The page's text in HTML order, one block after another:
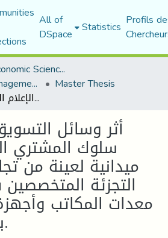
All of
DSpace Statistics Profils
Faculty of Economic Sciences, Commerce and Management Sciences
Department of management sciences Master Thesis
أثر وسائل التسويق المباشر على سلوك المشتري الصناعي دراسة ميدانية لعينة من تجار الجملة وتجار التجزئة المتخصصين في شراء وبيع معدات المكاتب وأجهزة الإعلام الآلي بولاية المسيلة.
أثر وسائل
سلوك المشتري
ميدانية لعينة من
التجزئة
معدات المكاتب
بولاية المسيلة.